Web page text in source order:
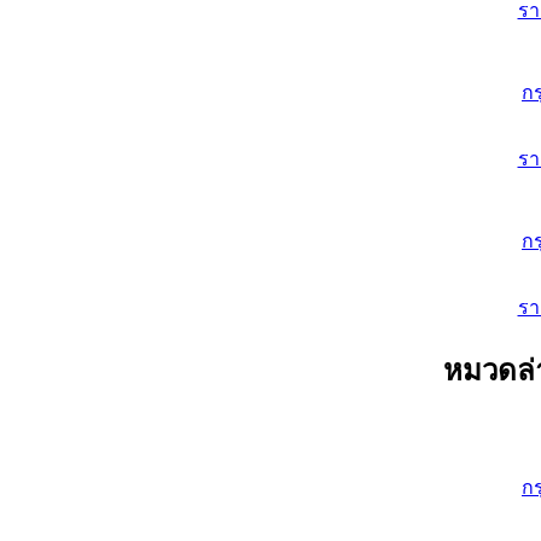
ร
ก
ร
ก
ร
หมวดล่
ก